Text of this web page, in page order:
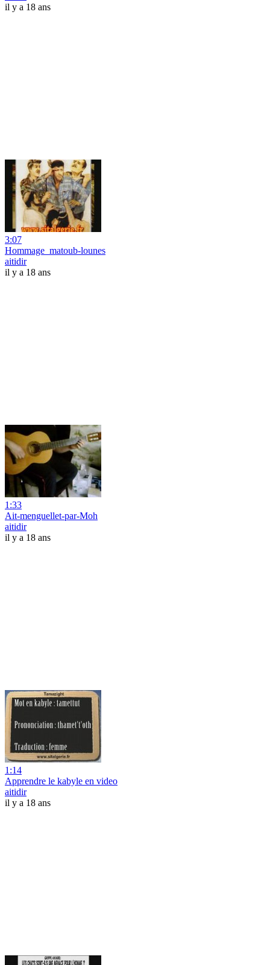
il y a 18 ans
3:07
Hommage_matoub-lounes
aitidir
il y a 18 ans
1:33
Ait-menguellet-par-Moh
aitidir
il y a 18 ans
1:14
Apprendre le kabyle en video
aitidir
il y a 18 ans